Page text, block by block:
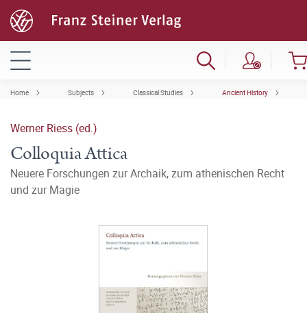
Home Subjects Classical Studies Ancient History
Werner Riess (ed.)
Colloquia Attica
Neuere Forschungen zur Archaik, zum athenischen Recht
und zur Magie